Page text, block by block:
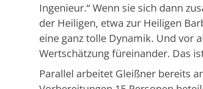
Ingenieur.“ Wenn sie sich dann
der Heiligen, etwa zur Heiligen
eine ganz tolle Dynamik. Und vor
Wertschätzung füreinander. Das
Parallel arbeitet Gleißner bereits